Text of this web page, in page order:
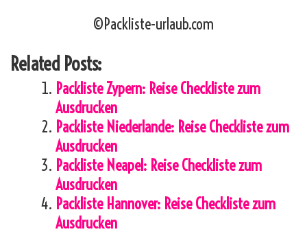
©Packliste-urlaub.com
Related Posts:
Packliste Zypern: Reise Checkliste zum
Ausdrucken
Packliste Niederlande: Reise Checkliste zum
Ausdrucken
Packliste Neapel: Reise Checkliste zum
Ausdrucken
Packliste Hannover: Reise Checkliste zum
Ausdrucken